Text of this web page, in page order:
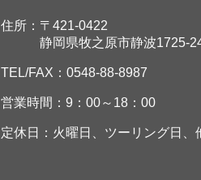
住所：〒421-0422
静岡県牧之原市静波1725-
TEL/FAX：0548-88-8987
営業時間：9：00～18：00
定休日：火曜日、ツーリング日、